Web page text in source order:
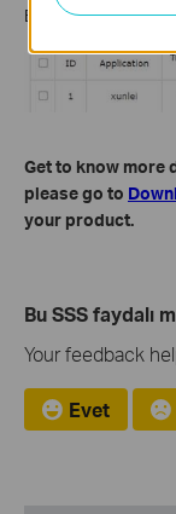
Enabled
Get to know more
please go to
your product.
Bu SSS faydalı
Your feedback
Evet